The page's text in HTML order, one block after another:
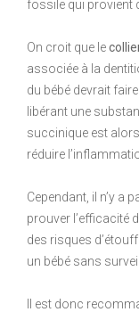
fossile qui provient
On croit que le
associée à la
du bébé devrait
libérant une
succinique est
réduire
Cependant, il n’y a
prouver l’efficacité
des risques
un bébé sans
Il est donc